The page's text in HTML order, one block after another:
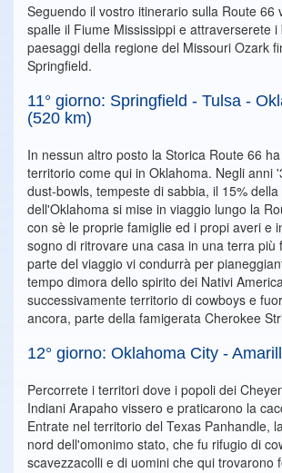
Seguendo il vostro itinerario sulla Route 66
spalle il Fiume Mississippi e attraverserete i
paesaggi della regione del Missouri Ozark
Springfield.
11° giorno: Springfield - Tulsa -
(520 km)
In nessun altro posto la Storica Route 66
territorio come qui in Oklahoma. Negli anni
dust-bowls, tempeste di sabbia, il 15%
dell'Oklahoma si mise in viaggio lungo la
con sè le proprie famiglie ed i propi averi e
sogno di ritrovare una casa in una terra più
parte del viaggio vi condurrà per
tempo dimora dello spirito dei Nativi
successivamente territorio di cowboys e
ancora, parte della famigerata Cherokee
12° giorno: Oklahoma City -
Percorrete i territori dove i popoli dei
Indiani Arapaho vissero e praticarono la
Entrate nel territorio del Texas Panhandle,
nord dell'omonimo stato, che fu rifugio di
scavezzacolli e di uomini che qui trovarono